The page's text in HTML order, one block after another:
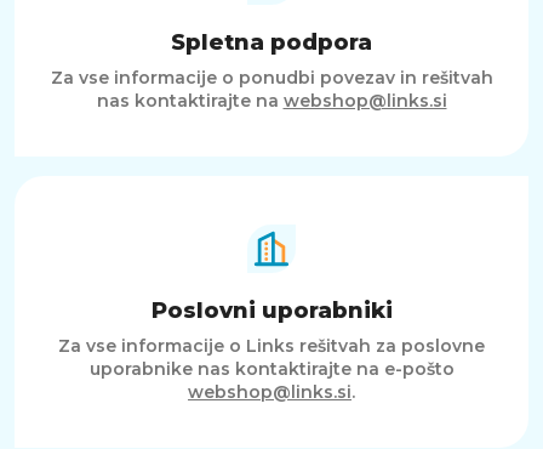
Spletna podpora
Za vse informacije o ponudbi povezav in rešitvah
nas kontaktirajte na webshop@links.si
Poslovni uporabniki
Za vse informacije o Links rešitvah za poslovne
uporabnike nas kontaktirajte na e-pošto
webshop@links.si.